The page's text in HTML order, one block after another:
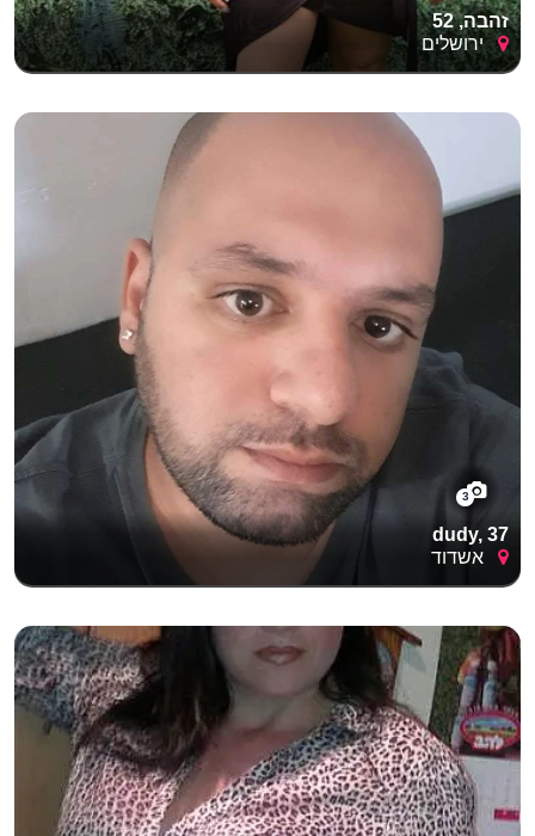
זהבה, 52
ירושלים
3
dudy, 37
אשדוד